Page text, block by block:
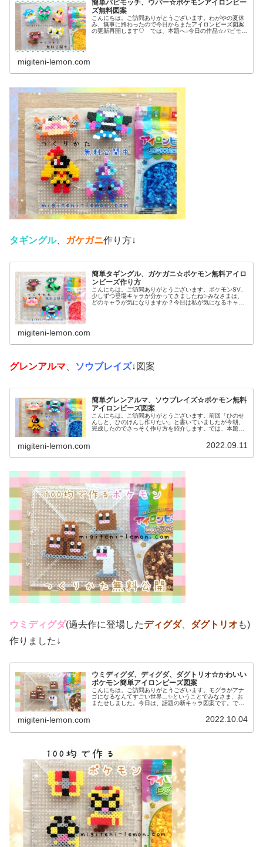
簡単パピモッチ、ウパー☆ポケモンアイロンビー
ズ無料図案
こんにちは。ご訪問ありがとうございます。わがやの夏休
み、無事に終わったので今日からまたアイロンビーズ図案
の更新再開します♡ では、本題へ↓今日の作品☆パピモッ
migiteni-lemon.com
タギングル、 ガケガニ作り方↓
簡単タギングル、ガケガニ☆ポケモン無料アイロ
ンビーズ作り方
こんにちは。ご訪問ありがとうございます。ポケモンSV、
少しずつ登場キャラが分かってきましたね✨みなさまは、
どのキャラが気になりますか？今日は私が気になるキャラ
migiteni-lemon.com
グレンアルマ ソウブレイズ↓図案
簡単グレンアルマ、ソウブレイズ☆ポケモン無料
アイロンビーズ図案
こんにちは。ご訪問ありがとうございます。前回「ひのせ
んしと、ひのけんし作りたい」と書いていましたが今朝、
完成したのでさっそく作り方を紹介します。では、本題へ↓
migiteni-lemon.com 2022.09.11
ウミディグダ(過去作に登場したディグダ、 ダグトリオ も)
作りました↓
ウミディグダ、ディグダ、ダグトリオ☆かわいい
ポケモン簡単アイロンビーズ図案
こんにちは。ご訪問ありがとうございます。モグラがアナ
ゴになるなんてすごい世界…✨ということでみなさま、お
またせしました。今日は、話題の新キャラ図案です。で
migiteni-lemon.com 2022.10.04